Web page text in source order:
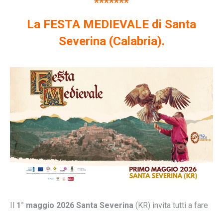
La FESTA MEDIEVALE di Santa
Severina (Calabria).
Il 1° maggio 2026 Santa Severina (KR) invita tutti a fare